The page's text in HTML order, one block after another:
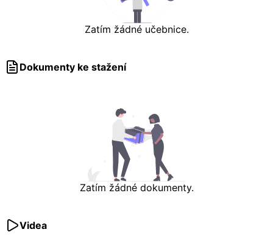
Zatím žádné učebnice.
Dokumenty ke stažení
Zatím žádné dokumenty.
Videa